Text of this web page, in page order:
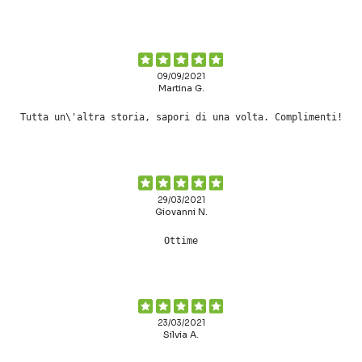
09/09/2021
Martina G.
Tutta un\'altra storia, sapori di una volta. Complimenti!
29/03/2021
Giovanni N.
Ottime
23/03/2021
Silvia A.